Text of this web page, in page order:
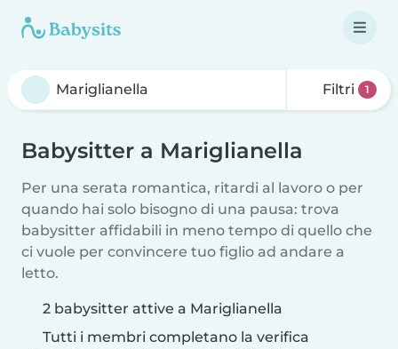
Filtri 1
Babysitter a Mariglianella
Per una serata romantica, ritardi al lavoro o per
quando hai solo bisogno di una pausa: trova
babysitter affidabili in meno tempo di quello che
ci vuole per convincere tuo figlio ad andare a
letto.
2 babysitter attive a Mariglianella
Tutti i membri completano la verifica